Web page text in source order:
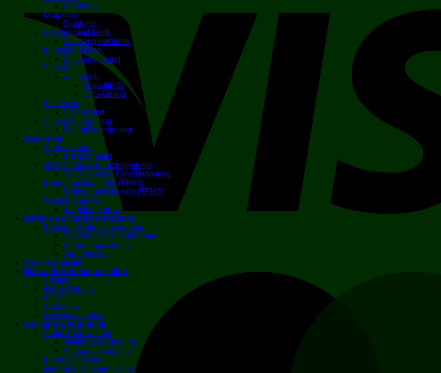
Antennen
Diagnose
Diagnose
Fahrzeugelektronik
Fahrzeugelektronik
Klimabedienung
Klimabedienung
Sicherheit
Sicherheit
Einparkhilfe
GPS-Ortung
Sitzheizung
Sitzheizung
Zentralverriegelung
Zentralverriegelung
Sicherheit
Alarmanlagen
Alarmanlagen
GPS-Ortung & Fahrzeugortung
GPS-Ortung & Fahrzeugortung
Reifendruckkontrolle (TPMS)
Reifendruckkontrolle (TPMS)
Wegfahrsperren
Wegfahrsperren
Batterien & Stromversorgung
Batterien & Stromversorgung
Powerbanks & Ladegeräte
Spannungswandler
Ladebooster
Solar & Energie
Netzwerk & Kommunikation
Starlink
4G / 5G Router
WLAN
Antennen
Netzwerkzubehör
Camping & Wohnmobil
Audio & Multimedia
Multimedia Camping
Aufbaulautsprecher
Klima & Heizung
Internet & Kommunikation